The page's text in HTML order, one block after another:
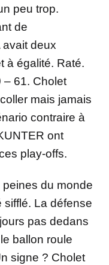
peu trop.
de
deux
à égalité. Raté.
– 61. Cholet
mais jamais
contraire à
ont
play-offs.
du monde
sifflé. La défense
pas dedans
ballon roule
signe ? Cholet